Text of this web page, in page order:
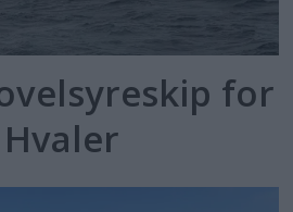
for